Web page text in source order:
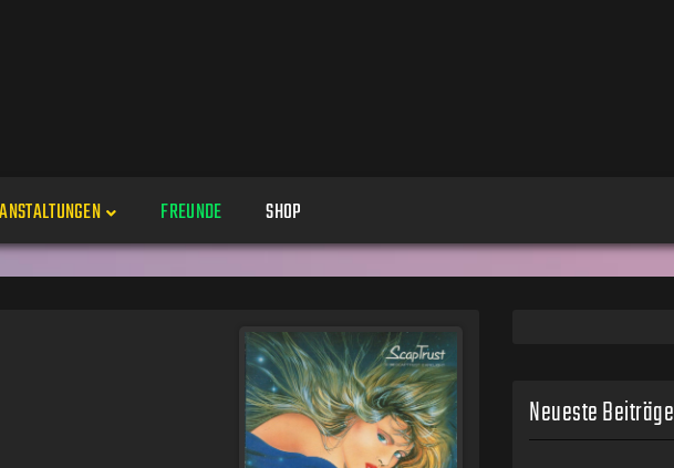
Veranstaltungen
FREUNDE SHOP
Neueste Beiträge